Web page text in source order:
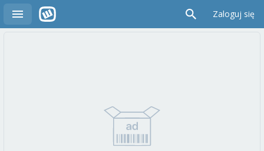
Zaloguj się